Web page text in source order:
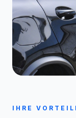
IHRE